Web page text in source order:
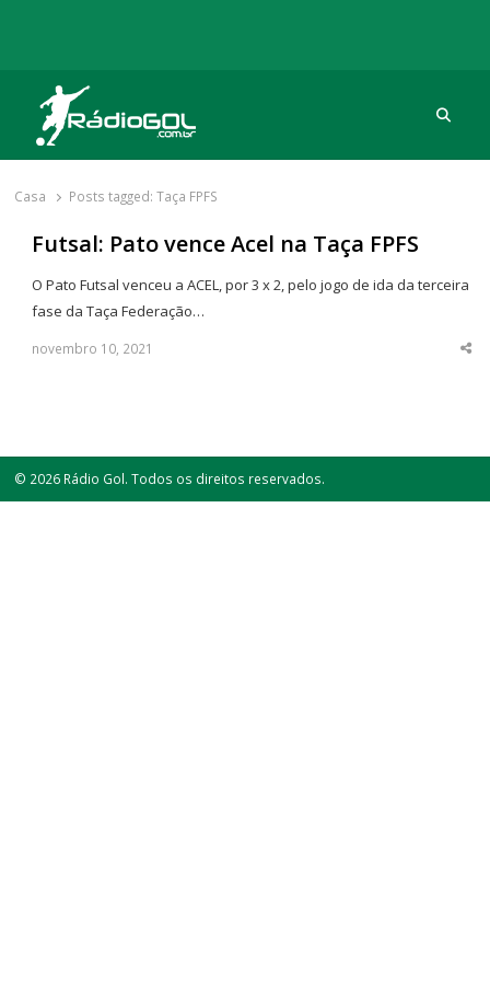
Rádio Gol
Há mais de 20 anos com as melhores coberturas
Casa Posts tagged:Taça FPFS
Futsal: Pato vence Acel na Taça FPFS
O Pato Futsal venceu a ACEL, por 3 x 2, pelo jogo de ida da terceira
fase da Taça Federação…
novembro 10, 2021
© 2026 Rádio Gol. Todos os direitos reservados.